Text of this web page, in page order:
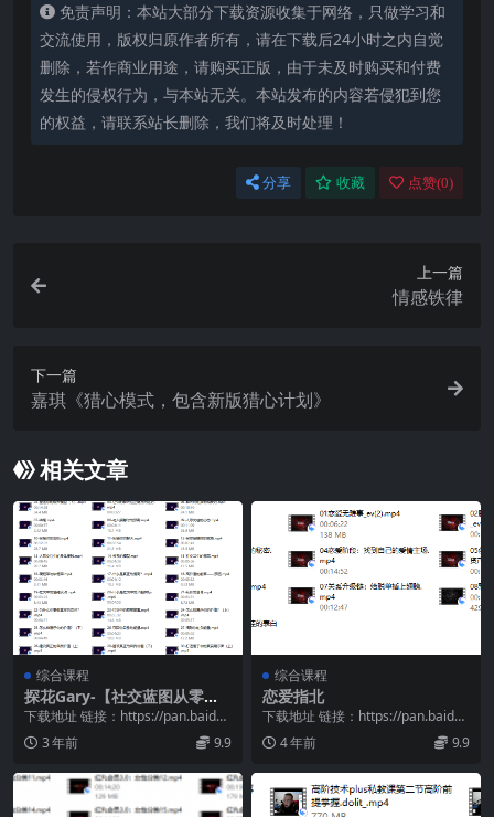
免责声明：本站大部分下载资源收集于网络，只做学习和
交流使用，版权归原作者所有，请在下载后24小时之内自觉
删除，若作商业用途，请购买正版，由于未及时购买和付费
发生的侵权行为，与本站无关。本站发布的内容若侵犯到您
的权益，请联系站长删除，我们将及时处理！
分享 收藏 点赞(0)
上一篇
情感铁律
下一篇
嘉琪《猎心模式，包含新版猎心计划》
相关文章
综合课程
探花Gary-【社交蓝图从零到
社交高手系列课情商提升构建
社交体系】33节
下载地址 链接：https://pan.baidu.
com/s/1jv3OJ0u...
3 年前 9.9
综合课程
恋爱指北
下载地址 链接：https://pan.baidu.
com/s/1l1H7QpW...
4 年前 9.9